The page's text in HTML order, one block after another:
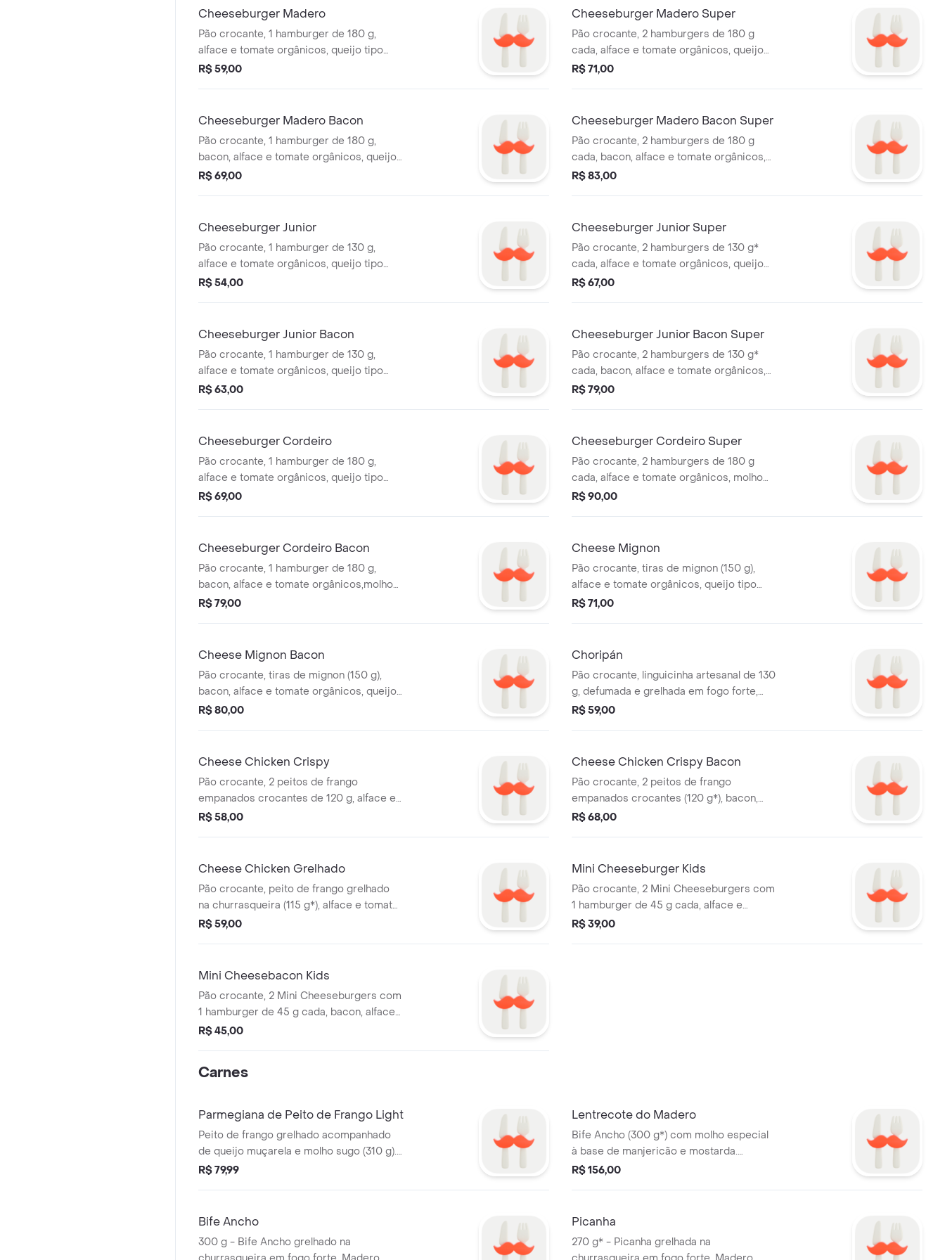
Cheeseburger Madero
Pão crocante, 1 hamburger de 180 g,
alface e tomate orgânicos, queijo tipo
cheddar e maionese artesanal -
R$ 59,00
Cheeseburger Madero Super
Pão crocante, 2 hamburgers de 180 g
cada, alface e tomate orgânicos, queijo
tipo cheddar e maionese artesanal - Não
R$ 71,00
Cheeseburger Madero Bacon
Pão crocante, 1 hamburger de 180 g,
bacon, alface e tomate orgânicos, queijo
tipo cheddar e maionese artesanal - Não
R$ 69,00
Cheeseburger Madero Bacon Super
Pão crocante, 2 hamburgers de 180 g
cada, bacon, alface e tomate orgânicos,
queijo tipo cheddar e maionese artesanal
R$ 83,00
Cheeseburger Junior
Pão crocante, 1 hamburger de 130 g,
alface e tomate orgânicos, queijo tipo
cheddar e maionese artesanal - Não
R$ 54,00
Cheeseburger Junior Super
Pão crocante, 2 hamburgers de 130 g*
cada, alface e tomate orgânicos, queijo
tipo cheddar e maionese artesanal - Não
R$ 67,00
Cheeseburger Junior Bacon
Pão crocante, 1 hamburger de 130 g,
alface e tomate orgânicos, queijo tipo
cheddar, bacon e maionese artesanal -
R$ 63,00
Cheeseburger Junior Bacon Super
Pão crocante, 2 hamburgers de 130 g*
cada, bacon, alface e tomate orgânicos,
queijo tipo cheddar e maionese artesanal
R$ 79,00
Cheeseburger Cordeiro
Pão crocante, 1 hamburger de 180 g,
alface e tomate orgânicos, queijo tipo
cheddar, molho de hortelã e maionese
R$ 69,00
Cheeseburger Cordeiro Super
Pão crocante, 2 hamburgers de 180 g
cada, alface e tomate orgânicos, molho
de hortelã, queijo tipo cheddar e
R$ 90,00
Cheeseburger Cordeiro Bacon
Pão crocante, 1 hamburger de 180 g,
bacon, alface e tomate orgânicos,molho
de hortelã, queijo tipo cheddar e
R$ 79,00
Cheese Mignon
Pão crocante, tiras de mignon (150 g),
alface e tomate orgânicos, queijo tipo
cheddar e maionese artesanal. Não
R$ 71,00
Cheese Mignon Bacon
Pão crocante, tiras de mignon (150 g),
bacon, alface e tomate orgânicos, queijo
tipo cheddar e maionese artesanal. Não
R$ 80,00
Choripán
Pão crocante, linguicinha artesanal de 130
g, defumada e grelhada em fogo forte,
alface orgânico, vinagrete e maionese
R$ 59,00
Cheese Chicken Crispy
Pão crocante, 2 peitos de frango
empanados crocantes de 120 g, alface e
tomate orgânicos, queijo tipo cheddar e
R$ 58,00
Cheese Chicken Crispy Bacon
Pão crocante, 2 peitos de frango
empanados crocantes (120 g*), bacon,
alface e tomate orgânicos, queijo tipo
antes da cocção.
R$ 68,00
Cheese Chicken Grelhado
Pão crocante, peito de frango grelhado
na churrasqueira (115 g*), alface e tomate
orgânicos, queijo tipo cheddar e
cocção.
R$ 59,00
Mini Cheeseburger Kids
Pão crocante, 2 Mini Cheeseburgers com
1 hamburger de 45 g cada, alface e
tomate orgânicos e maionese artesanal.
R$ 39,00
Mini Cheesebacon Kids
Pão crocante, 2 Mini Cheeseburgers com
1 hamburger de 45 g cada, bacon, alface
e tomate orgânicos e maionese
R$ 45,00
Carnes
Parmegiana de Peito de Frango Light
Peito de frango grelhado acompanhado
de queijo muçarela e molho sugo (310 g).
Servido com uma massa ou um
R$ 79,99
Lentrecote do Madero
Bife Ancho (300 g*) com molho especial
à base de manjericão e mostarda.
Acompanha batatas fritas. *Peso in natura
R$ 156,00
Bife Ancho
300 g - Bife Ancho grelhado na
Picanha
270 g* - Picanha grelhada na